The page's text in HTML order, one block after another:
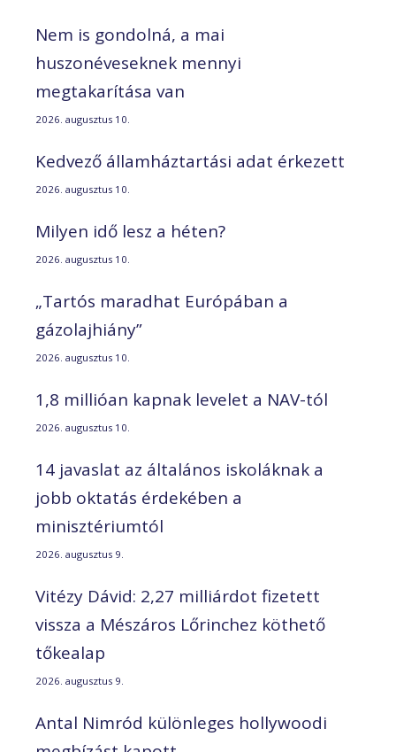
Nem is gondolná, a mai
huszonéveseknek mennyi
megtakarítása van
2026. augusztus 10.
Kedvező államháztartási adat érkezett
2026. augusztus 10.
Milyen idő lesz a héten?
2026. augusztus 10.
„Tartós maradhat Európában a
gázolajhiány”
2026. augusztus 10.
1,8 millióan kapnak levelet a NAV-tól
2026. augusztus 10.
14 javaslat az általános iskoláknak a
jobb oktatás érdekében a
minisztériumtól
2026. augusztus 9.
Vitézy Dávid: 2,27 milliárdot fizetett
vissza a Mészáros Lőrinchez köthető
tőkealap
2026. augusztus 9.
Antal Nimród különleges hollywoodi